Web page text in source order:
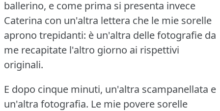
ballerino, e come prima si presenta invece
Caterina con un'altra lettera che le mie sorelle
aprono trepidanti: è un'altra delle fotografie da
me recapitate l'altro giorno ai rispettivi
originali.
E dopo cinque minuti, un'altra scampanellata e
un'altra fotografia. Le mie povere sorelle